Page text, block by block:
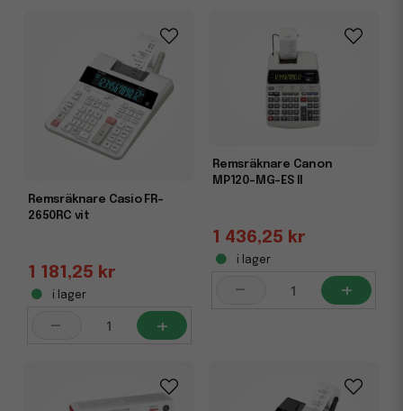
Remsräknare Casio FR-
2650RC vit
1 181,25 kr
i lager
- +
Remsräknare Canon
MP120-MG-ES II
1 436,25 kr
i lager
- +